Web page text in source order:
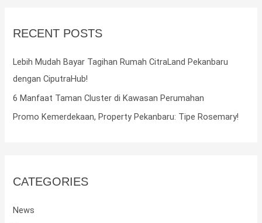
h
:
RECENT POSTS
Lebih Mudah Bayar Tagihan Rumah CitraLand Pekanbaru
dengan CiputraHub!
6 Manfaat Taman Cluster di Kawasan Perumahan
Promo Kemerdekaan, Property Pekanbaru: Tipe Rosemary!
CATEGORIES
News